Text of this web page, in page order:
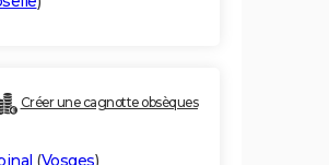
Créer une cagnotte obsèques
(Vosges)